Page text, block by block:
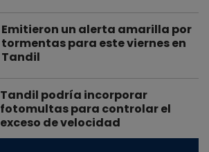
Emitieron un alerta amarilla por
tormentas para este viernes en
Tandil
Tandil podría incorporar
fotomultas para controlar el
exceso de velocidad